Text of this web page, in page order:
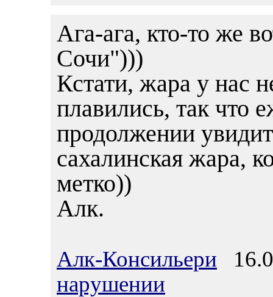
Ага-ага, кто-то же
Сочи")))
Кстати, жара у нас
плавились, так что
продолжении
сахалинская жара,
метко))
Алк.
Алк-Консильери
нарушении